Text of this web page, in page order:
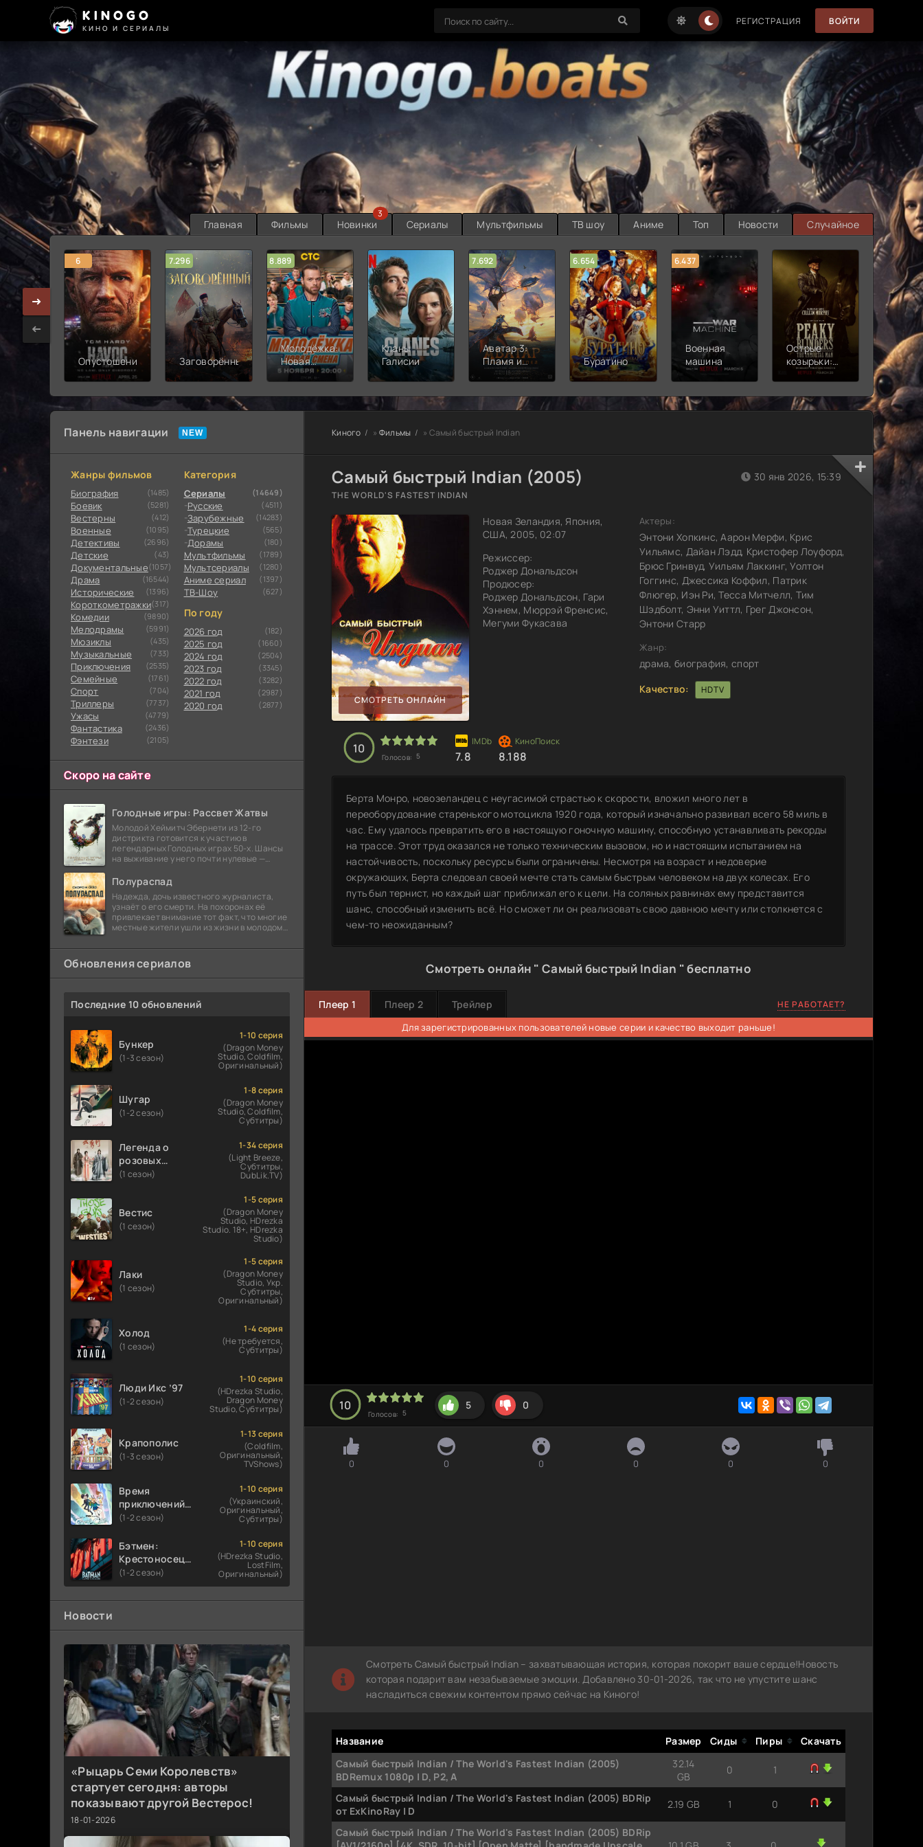
KINOGO
КИНО И СЕРИАЛЫ
РЕГИСТРАЦИЯ ВОЙТИ
Главная Фильмы Новинки
3
Сериалы Мультфильмы ТВ шоу Аниме Топ Новости Случайное
6
Опустошение
7.296
Заговорённый
8.889
Молодёжка:
Новая
смена
Кланы
Галисии
7.692
Аватар 3:
Пламя и
пепел
6.654
Буратино
6.437
Военная
машина
Острые
козырьки:
Бессмертный
7.187
2
Панель навигации
Жанры фильмов
Биография (1485)
Боевик (5281)
Вестерны (412)
Военные (1095)
Детективы (2696)
Детские (43)
Документальные(1057)
Драма (16544)
Исторические (1396)
Короткометражки(317)
Комедии (9890)
Мелодрамы (5991)
Мюзиклы (435)
Музыкальные (733)
Приключения (2535)
Семейные (1761)
Cпорт (704)
Триллеры (7737)
Ужасы (4779)
Фантастика (2436)
Фэнтези (2105)
Категория
Сериалы (14649)
Русские (4511)
Зарубежные (14283)
Турецкие (565)
Дорамы (180)
Мультфильмы (1789)
Мультсериалы (1280)
Аниме сериал (1397)
ТВ-Шоу (627)
По году
2026 год (182)
2025 год (1660)
2024 год (2504)
2023 год (3345)
2022 год (3282)
2021 год (2987)
2020 год (2877)
Скоро на сайте
Голодные игры: Рассвет Жатвы
Молодой Хеймитч Эбернети из 12-го
дистрикта готовится к участию в
легендарных Голодных играх 50-х. Шансы
на выживание у него почти нулевые —
победу еще сорок
Полураспад
Надежда, дочь известного журналиста,
узнаёт о его смерти. На похоронах её
привлекает внимание тот факт, что многие
местные жители ушли из жизни в молодом
бомбы
Обновления сериалов
Последние 10 обновлений
Бункер
(1-3 сезон)
1-10 серия
(Dragon Money
Studio, Coldfilm,
Оригинальный)
Шугар
(1-2 сезон)
1-8 серия
(Dragon Money
Studio, Coldfilm,
Субтитры)
Легенда о
розовых
облаках
(1 сезон)
1-34 серия
(Light Breeze,
Субтитры,
DubLik.TV)
Вестис
(1 сезон)
1-5 серия
(Dragon Money
Studio, HDrezka
Studio. 18+, HDrezka
Studio)
Лаки
(1 сезон)
1-5 серия
(Dragon Money
Studio, Укр.
Субтитры,
Оригинальный)
Холод
(1 сезон)
1-4 серия
(Не требуется,
Субтитры)
Люди Икс ’97
(1-2 сезон)
1-10 серия
(HDrezka Studio,
Dragon Money
Studio, Субтитры)
Крапополис
(1-3 сезон)
1-13 серия
(Coldfilm,
Оригинальный,
TVShows)
Время
приключений:
Фионна и Кейк
(1-2 сезон)
1-10 серия
(Украинский,
Оригинальный,
Субтитры)
Бэтмен:
Крестоносец в
плаще
(1-2 сезон)
1-10 серия
(HDrezka Studio,
LostFilm,
Оригинальный)
Новости
«Рыцарь Семи Королевств»
стартует сегодня: авторы
показывают другой Вестерос!
18-01-2026
Киного » Фильмы » Самый быстрый Indian
Самый быстрый Indian (2005)
THE WORLD'S FASTEST INDIAN
СМОТРЕТЬ ОНЛАЙН
Новая Зеландия, Япония,
США, 2005, 02:07
Режиссер:
Роджер Дональдсон
Продюсер:
Роджер Дональдсон, Гари
Хэннем, Мюррэй Френсис,
Мегуми Фукасава
30 янв 2026, 15:39
Актеры:
Энтони Хопкинс, Аарон Мерфи, Крис
Уильямс, Дайан Лэдд, Кристофер Лоуфорд,
Брюс Гринвуд, Уильям Лаккинг, Уолтон
Гоггинс, Джессика Коффил, Патрик
Флюгер, Иэн Ри, Тесса Митчелл, Тим
Шэдболт, Энни Уиттл, Грег Джонсон,
Энтони Старр
Жанр:
драма, биография, спорт
Качество:
HDTV
10
Голосов: 5 7.8 8.188
Берта Монро, новозеландец с неугасимой страстью к скорости, вложил много лет в
переоборудование старенького мотоцикла 1920 года, который изначально развивал всего 58 миль в
час. Ему удалось превратить его в настоящую гоночную машину, способную устанавливать рекорды
на трассе. Этот труд оказался не только техническим вызовом, но и настоящим испытанием на
настойчивость, поскольку ресурсы были ограничены. Несмотря на возраст и недоверие
окружающих, Берта следовал своей мечте стать самым быстрым человеком на двух колесах. Его
путь был тернист, но каждый шаг приближал его к цели. На соляных равнинах ему представится
шанс, способный изменить всё. Но сможет ли он реализовать свою давнюю мечту или столкнется с
чем-то неожиданным?
Смотреть онлайн " Самый быстрый Indian " бесплатно
Плеер 1 Плеер 2 Трейлер НЕ РАБОТАЕТ?
Для зарегистрированных пользователей новые серии и качество выходит раньше!
10
Голосов: 5
5 0
0 0 0 0 0 0
Смотреть Самый быстрый Indian – захватывающая история, которая покорит ваше сердце!Новость
которая подарит вам незабываемые эмоции. Добавлено 30-01-2026, так что не упустите шанс
насладиться свежим контентом прямо сейчас на Киного!
Название Размер Сиды Пиры
Скачать
Самый быстрый Indian / The World's Fastest Indian (2005)
BDRemux 1080p | D, P2, A
32.14
GB
0 1
Самый быстрый Indian / The World's Fastest Indian (2005) BDRip
от ExKinoRay | D
2.19 GB 1 0
Самый быстрый Indian / The World's Fastest Indian (2005) BDRip